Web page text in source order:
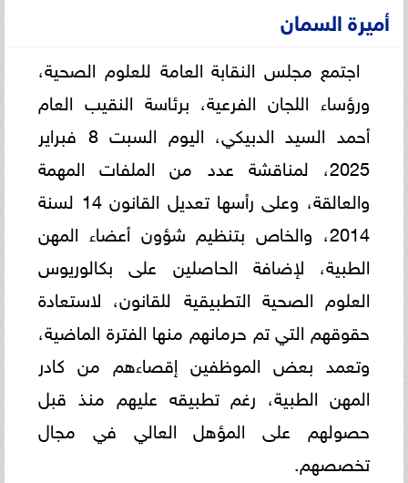
أميرة السمان
اجتمع مجلس النقابة العامة للعلوم الصحية،
ورؤساء اللجان الفرعية، برئاسة النقيب العام
أحمد السيد الدبيكي، اليوم السبت 8 فبراير
2025، لمناقشة عدد من الملفات المهمة
والعالقة، وعلى رأسها تعديل القانون 14 لسنة
2014، والخاص بتنظيم شؤون أعضاء المهن
الطبية، لإضافة الحاصلين على بكالوريوس
العلوم الصحية التطبيقية للقانون، لاستعادة
حقوقهم التي تم حرمانهم منها الفترة الماضية،
وتعمد بعض الموظفين إقصاءهم من كادر
المهن الطبية، رغم تطبيقه عليهم منذ قبل
حصولهم على المؤهل العالي في مجال
تخصصهم.